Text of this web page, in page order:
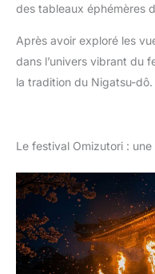
des tableaux éphémères
Après avoir exploré les
dans l’univers vibrant du
la tradition du Nigatsu-dô.
Le festival Omizutori :